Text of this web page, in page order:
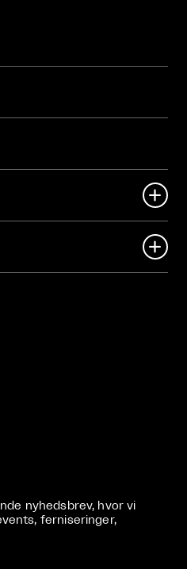


nyhedsbrev, hvor vi
ferniseringer,